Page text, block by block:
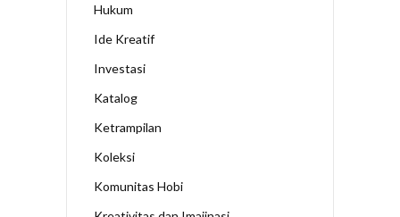
Hukum
Ide Kreatif
Investasi
Katalog
Ketrampilan
Koleksi
Komunitas Hobi